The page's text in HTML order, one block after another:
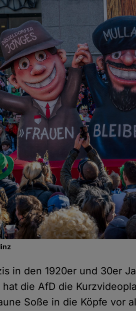
in den 1920er und 30er
die AfD die
Soße in die Köpfe vor